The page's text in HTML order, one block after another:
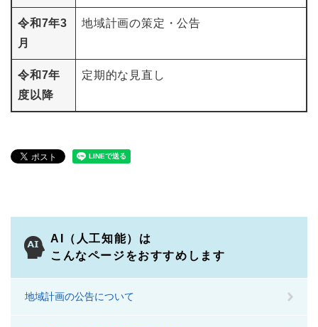
令和7年3
月
地域計画の策定・公告
令和7年
度以降
定期的な見直し
AI（人工知能）は
こんなページをおすすめします
地域計画の公告について